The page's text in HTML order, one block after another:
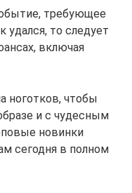
требующее
удался, то следует
включая
ноготков, чтобы
и с чудесным
новинки
сегодня в полном